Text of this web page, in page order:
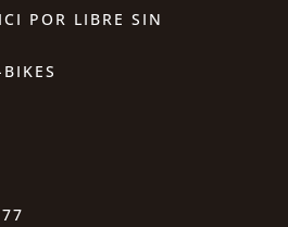
POR LIBRE SIN